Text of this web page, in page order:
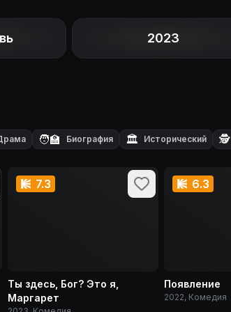
2023
🧑‍🏫 Биография 🏛️ Исторический 🕵️
7.3
Ты здесь, Бог? Это я,
Маргарет
6.3
Появление
2022, Комедия